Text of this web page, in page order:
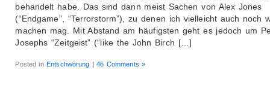
behandelt habe. Das sind dann meist Sachen von Alex Jones
(“Endgame”, “Terrorstorm”), zu denen ich vielleicht auch noch
machen mag. Mit Abstand am häufigsten geht es jedoch um
Josephs “Zeitgeist” (“like the John Birch […]
Posted inEntschwörung | 46 Comments »